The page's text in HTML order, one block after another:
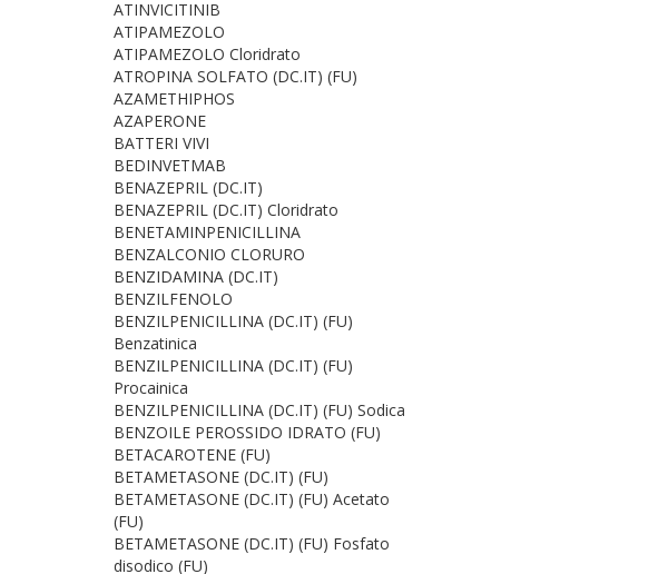
ATINVICITINIB
ATIPAMEZOLO
ATIPAMEZOLO Cloridrato
ATROPINA SOLFATO (DC.IT) (FU)
AZAMETHIPHOS
AZAPERONE
BATTERI VIVI
BEDINVETMAB
BENAZEPRIL (DC.IT)
BENAZEPRIL (DC.IT) Cloridrato
BENETAMINPENICILLINA
BENZALCONIO CLORURO
BENZIDAMINA (DC.IT)
BENZILFENOLO
BENZILPENICILLINA (DC.IT) (FU)
Benzatinica
BENZILPENICILLINA (DC.IT) (FU)
Procainica
BENZILPENICILLINA (DC.IT) (FU) Sodica
BENZOILE PEROSSIDO IDRATO (FU)
BETACAROTENE (FU)
BETAMETASONE (DC.IT) (FU)
BETAMETASONE (DC.IT) (FU) Acetato
(FU)
BETAMETASONE (DC.IT) (FU) Fosfato
disodico (FU)